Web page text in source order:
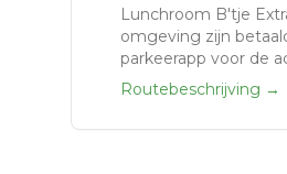
Lunchroom B'tje
omgeving zijn
parkeerapp voor de
Routebeschrijving →